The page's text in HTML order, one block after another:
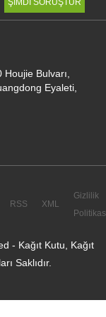
Bulvarı,
Eyaleti,
RSS XML
Gizlilik
- Kağıt Kutu, Kağıt
Saklıdır.